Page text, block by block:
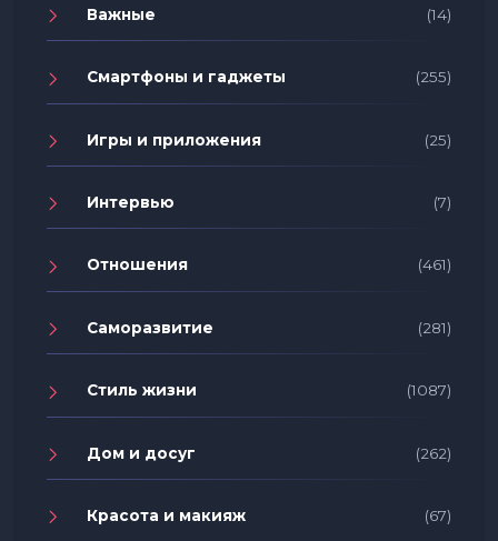
Важные (14)
Смартфоны и гаджеты (255)
Игры и приложения (25)
Интервью (7)
Отношения (461)
Саморазвитие (281)
Стиль жизни (1087)
Дом и досуг (262)
Красота и макияж (67)